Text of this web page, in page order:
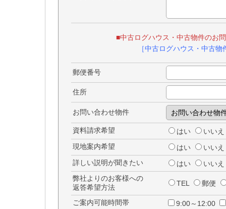
■中古ログハウス・中古物件のお
［中古ログハウス・中古
郵便番号
住所
お問い合わせ物件
資料請求希望 はい
いいえ
現地案内希望
はい
いいえ
詳しい説明が聞きたい
はい
いいえ
弊社よりのお客様への
返答希望方法
TEL 郵便
ご案内可能時間帯 9:00～12:00